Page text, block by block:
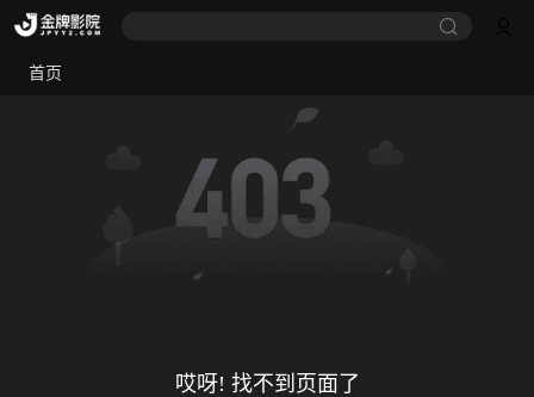
首页
哎呀! 找不到页面了